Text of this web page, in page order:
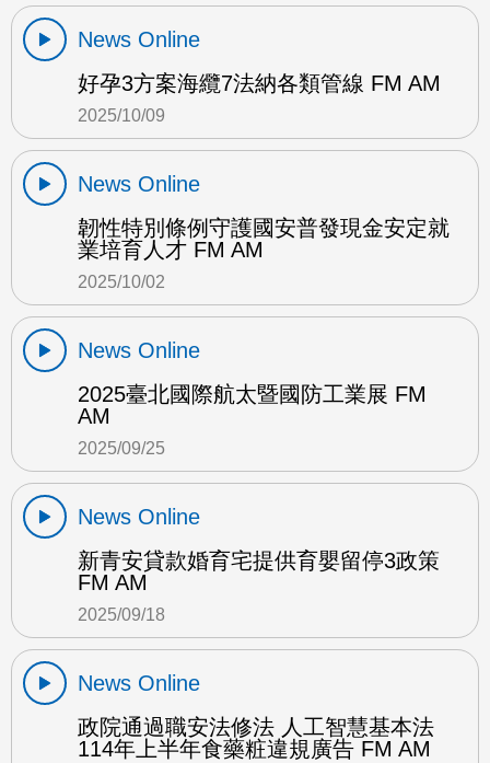
News Online
好孕3方案海纜7法納各類管線 FM AM
2025/10/09
News Online
韌性特別條例守護國安普發現金安定就
業培育人才 FM AM
2025/10/02
News Online
2025臺北國際航太暨國防工業展 FM
AM
2025/09/25
News Online
新青安貸款婚育宅提供育嬰留停3政策
FM AM
2025/09/18
News Online
政院通過職安法修法 人工智慧基本法
114年上半年食藥粧違規廣告 FM AM